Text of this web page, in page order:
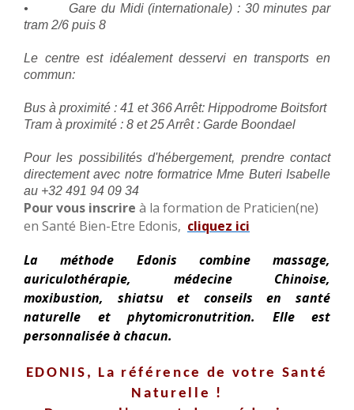
• Gare du Midi (internationale) : 30 minutes par
tram 2/6 puis 8
Le centre est idéalement desservi en transports en
commun:
Bus à proximité : 41 et 366 Arrêt: Hippodrome Boitsfort
Tram à proximité : 8 et 25 Arrêt : Garde Boondael
Pour les possibilités d'hébergement, prendre contact
directement avec notre formatrice Mme Buteri Isabelle
au +32 491 94 09 34
Pour vous inscrire à la formation de Praticien(ne)
en Santé Bien-Etre Edonis, cliquez ici
La méthode Edonis combine massage,
auriculothérapie, médecine Chinoise,
moxibustion, shiatsu et conseils en santé
naturelle et phytomicronutrition. Elle est
personnalisée à chacun.
EDONIS, La référence de votre Santé
Naturelle !